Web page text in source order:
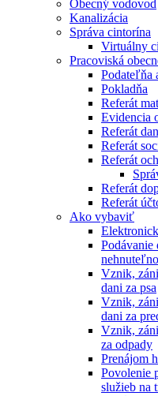
Obecný vodovod
Kanalizácia
Správa cintorína
Virtuálny
Pracoviská
Podateľňa
Pokladňa
Referát
Evidencia
Referát
Referát
Referát
Referát
Referát
Ako vybaviť
Podávanie
Vznik,
dani za psa
Vznik,
dani za
Vznik,
za odpady
Prenájom
Povolenie
služieb na